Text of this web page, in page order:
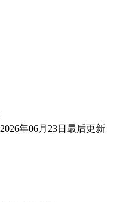
2026年06月23日最后更新